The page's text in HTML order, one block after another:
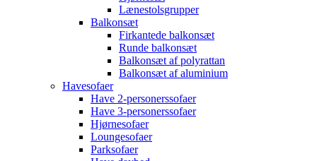
Lænestolsgrupper
Balkonsæt
Firkantede balkonsæt
Runde balkonsæt
Balkonsæt af polyrattan
Balkonsæt af aluminium
Havesofaer
Have 2-personerssofaer
Have 3-personerssofaer
Hjørnesofaer
Loungesofaer
Parksofaer